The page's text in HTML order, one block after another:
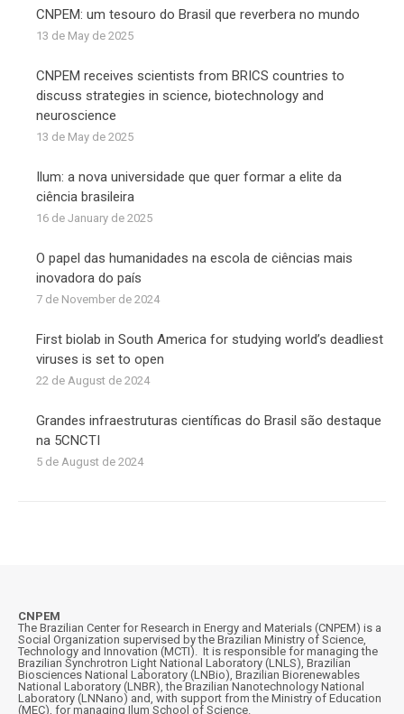
CNPEM: um tesouro do Brasil que reverbera no mundo
13 de May de 2025
CNPEM receives scientists from BRICS countries to
discuss strategies in science, biotechnology and
neuroscience
13 de May de 2025
Ilum: a nova universidade que quer formar a elite da
ciência brasileira
16 de January de 2025
O papel das humanidades na escola de ciências mais
inovadora do país
7 de November de 2024
First biolab in South America for studying world’s deadliest
viruses is set to open
22 de August de 2024
Grandes infraestruturas científicas do Brasil são destaque
na 5CNCTI
5 de August de 2024
CNPEM
The Brazilian Center for Research in Energy and Materials (CNPEM) is a
Social Organization supervised by the Brazilian Ministry of Science,
Technology and Innovation (MCTI). It is responsible for managing the
Brazilian Synchrotron Light National Laboratory (LNLS), Brazilian
Biosciences National Laboratory (LNBio), Brazilian Biorenewables
National Laboratory (LNBR), the Brazilian Nanotechnology National
Laboratory (LNNano) and, with support from the Ministry of Education
(MEC), for managing Ilum School of Science.